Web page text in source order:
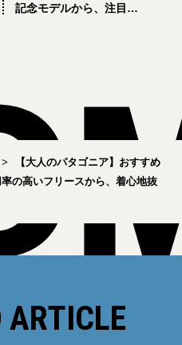
記念モデルから、注目の
【大人のパタゴニア】おすすめ
の高いフリースから、着心地抜
ARTICLE